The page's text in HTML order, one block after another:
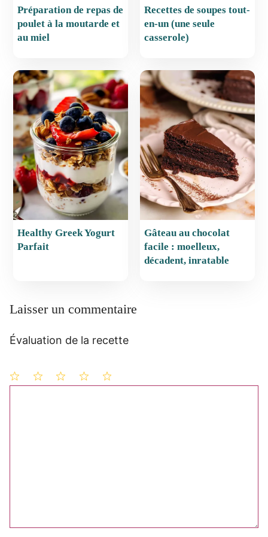
Préparation de repas de
poulet à la moutarde et
au miel
Recettes de soupes tout-
en-un (une seule
casserole)
Healthy Greek Yogurt
Parfait
Gâteau au chocolat
facile : moelleux,
décadent, inratable
Laisser un commentaire
Évaluation de la recette